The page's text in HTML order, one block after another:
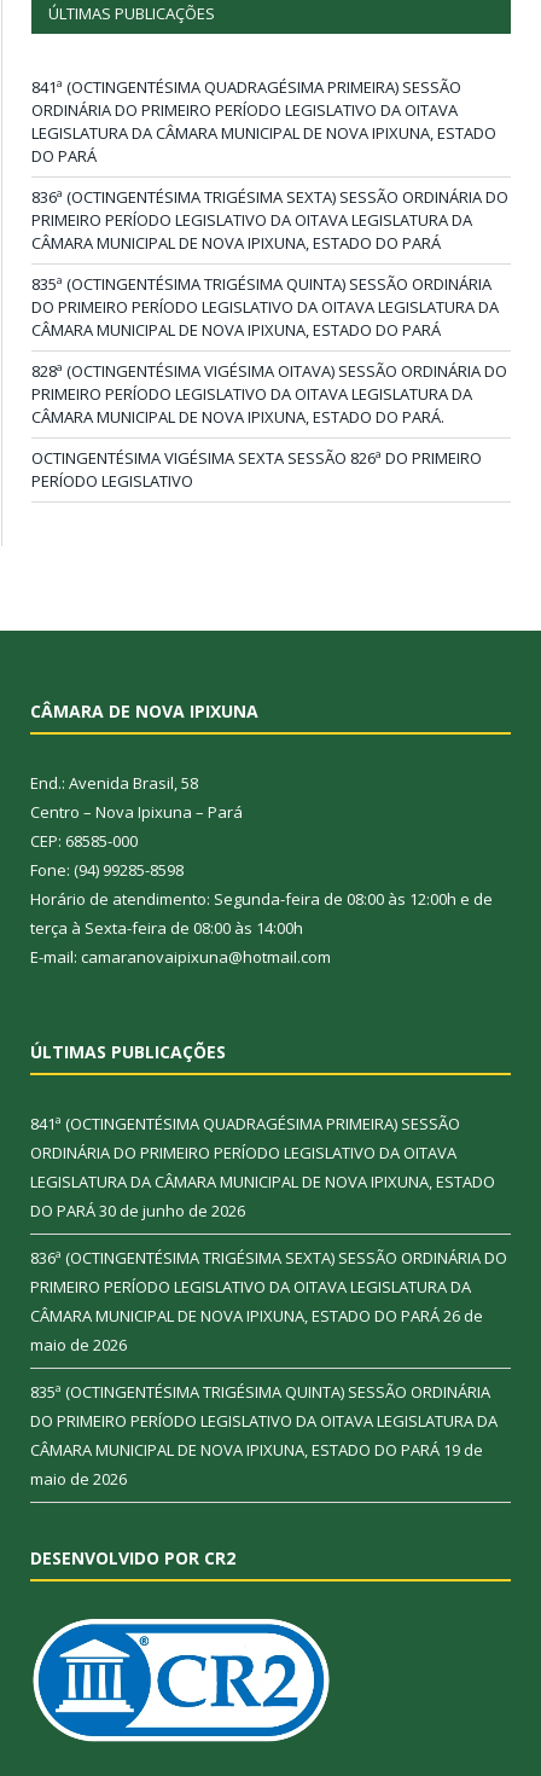
ÚLTIMAS PUBLICAÇÕES
841ª (OCTINGENTÉSIMA QUADRAGÉSIMA PRIMEIRA) SESSÃO
ORDINÁRIA DO PRIMEIRO PERÍODO LEGISLATIVO DA OITAVA
LEGISLATURA DA CÂMARA MUNICIPAL DE NOVA IPIXUNA, ESTADO
DO PARÁ
836ª (OCTINGENTÉSIMA TRIGÉSIMA SEXTA) SESSÃO ORDINÁRIA DO
PRIMEIRO PERÍODO LEGISLATIVO DA OITAVA LEGISLATURA DA
CÂMARA MUNICIPAL DE NOVA IPIXUNA, ESTADO DO PARÁ
835ª (OCTINGENTÉSIMA TRIGÉSIMA QUINTA) SESSÃO ORDINÁRIA
DO PRIMEIRO PERÍODO LEGISLATIVO DA OITAVA LEGISLATURA DA
CÂMARA MUNICIPAL DE NOVA IPIXUNA, ESTADO DO PARÁ
828ª (OCTINGENTÉSIMA VIGÉSIMA OITAVA) SESSÃO ORDINÁRIA DO
PRIMEIRO PERÍODO LEGISLATIVO DA OITAVA LEGISLATURA DA
CÂMARA MUNICIPAL DE NOVA IPIXUNA, ESTADO DO PARÁ.
OCTINGENTÉSIMA VIGÉSIMA SEXTA SESSÃO 826ª DO PRIMEIRO
PERÍODO LEGISLATIVO
CÂMARA DE NOVA IPIXUNA
End.: Avenida Brasil, 58
Centro – Nova Ipixuna – Pará
CEP: 68585-000
Fone: (94) 99285-8598
Horário de atendimento: Segunda-feira de 08:00 às 12:00h e de
terça à Sexta-feira de 08:00 às 14:00h
E-mail: camaranovaipixuna@hotmail.com
ÚLTIMAS PUBLICAÇÕES
841ª (OCTINGENTÉSIMA QUADRAGÉSIMA PRIMEIRA) SESSÃO
ORDINÁRIA DO PRIMEIRO PERÍODO LEGISLATIVO DA OITAVA
LEGISLATURA DA CÂMARA MUNICIPAL DE NOVA IPIXUNA, ESTADO
DO PARÁ30 de junho de 2026
836ª (OCTINGENTÉSIMA TRIGÉSIMA SEXTA) SESSÃO ORDINÁRIA DO
PRIMEIRO PERÍODO LEGISLATIVO DA OITAVA LEGISLATURA DA
CÂMARA MUNICIPAL DE NOVA IPIXUNA, ESTADO DO PARÁ26 de
maio de 2026
835ª (OCTINGENTÉSIMA TRIGÉSIMA QUINTA) SESSÃO ORDINÁRIA
DO PRIMEIRO PERÍODO LEGISLATIVO DA OITAVA LEGISLATURA DA
CÂMARA MUNICIPAL DE NOVA IPIXUNA, ESTADO DO PARÁ 19 de
maio de 2026
DESENVOLVIDO POR CR2